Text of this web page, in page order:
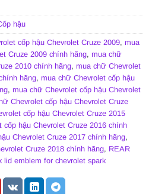
hậu
cốp hậu Chevrolet Cruze 2009, mua
Cruze 2009 chính hãng, mua chữ
2010 chính hãng, mua chữ Chevrolet
hãng, mua chữ Chevrolet cốp hậu
, mua chữ Chevrolet cốp hậu Chevrolet
Chevrolet cốp hậu Chevrolet Cruze
cốp hậu Chevrolet Cruze 2015
cốp hậu Chevrolet Cruze 2016 chính
Chevrolet Cruze 2017 chính hãng,
Cruze 2018 chính hãng, REAR
lid emblem for chevrolet spark